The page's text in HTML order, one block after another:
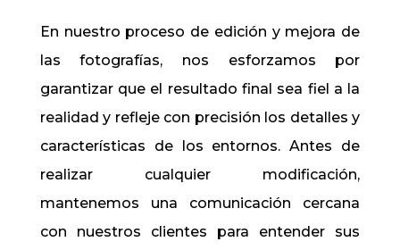
En nuestro proceso de edición y mejora de
las fotografías, nos esforzamos por
garantizar que el resultado final sea fiel a la
realidad y refleje con precisión los detalles y
características de los entornos. Antes de
realizar cualquier modificación,
mantenemos una comunicación cercana
con nuestros clientes para entender sus